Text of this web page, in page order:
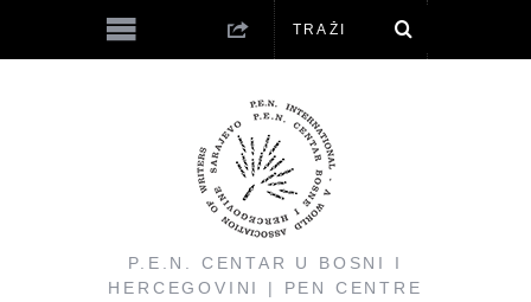
P.E.N. CENTAR U BOSNI I
HERCEGOVINI | PEN CENTRE